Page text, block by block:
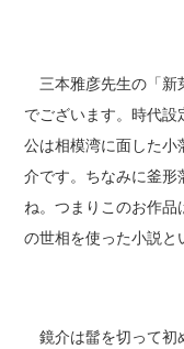
三本雅彦先生の「新
でございます。時代
公は相模湾に面した
介です。ちなみに釜
ね。つまりこのお作
の世相を使った小説と
鏡介は髷を切って初